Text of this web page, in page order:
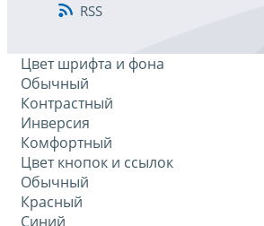
RSS
Цвет шрифта и фона
Обычный
Контрастный
Инверсия
Комфортный
Цвет кнопок и ссылок
Обычный
Красный
Синий